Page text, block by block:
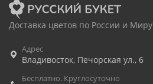
Доставка цветов по России и Миру
Адрес
Владивосток, Печорская ул., 6
Бесплатно. Круглосуточно